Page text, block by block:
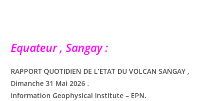
Equateur , Sangay :
RAPPORT QUOTIDIEN DE L’ETAT DU VOLCAN SANGAY ,
Dimanche 31 Mai 2026 .
Information Geophysical Institute – EPN.